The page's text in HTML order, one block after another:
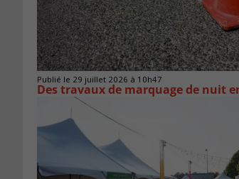
Publié le 29 juillet 2026 à 10h47
Des travaux de marquage de nuit